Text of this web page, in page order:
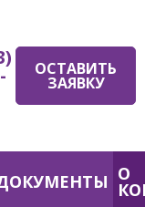
ОСТАВИТЬ
ЗАЯВКУ
О